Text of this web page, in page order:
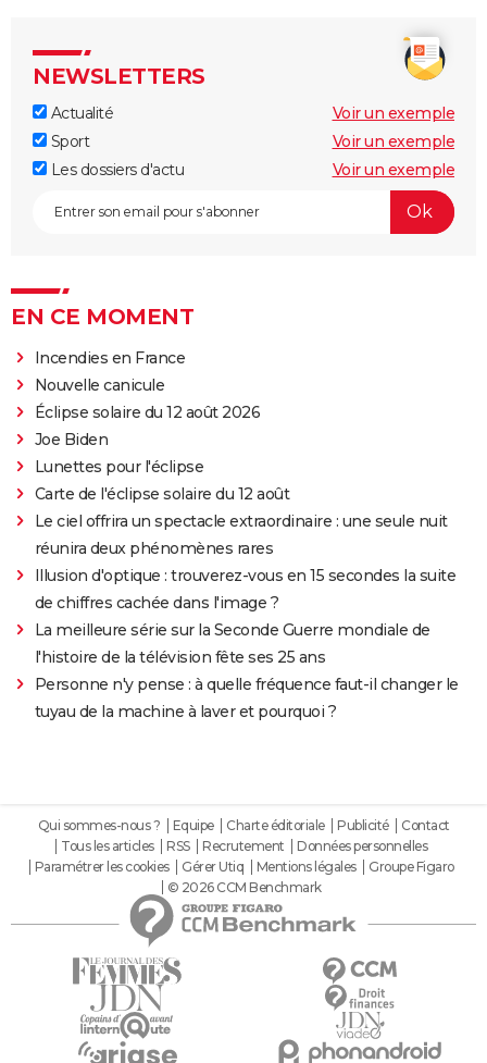
NEWSLETTERS
Actualité
Voir un exemple
Sport
Voir un exemple
Les dossiers d'actu
Voir un exemple
EN CE MOMENT
Incendies en France
Nouvelle canicule
Éclipse solaire du 12 août 2026
Joe Biden
Lunettes pour l'éclipse
Carte de l'éclipse solaire du 12 août
Le ciel offrira un spectacle extraordinaire : une seule nuit
réunira deux phénomènes rares
Illusion d'optique : trouverez-vous en 15 secondes la suite
de chiffres cachée dans l'image ?
La meilleure série sur la Seconde Guerre mondiale de
l'histoire de la télévision fête ses 25 ans
Personne n'y pense : à quelle fréquence faut-il changer le
tuyau de la machine à laver et pourquoi ?
Qui sommes-nous ? Equipe Charte éditoriale Publicité
Contact
Tous les articles
RSS Recrutement
Données personnelles
Paramétrer les cookies
Gérer Utiq Mentions légales
Groupe Figaro
© 2026 CCM Benchmark